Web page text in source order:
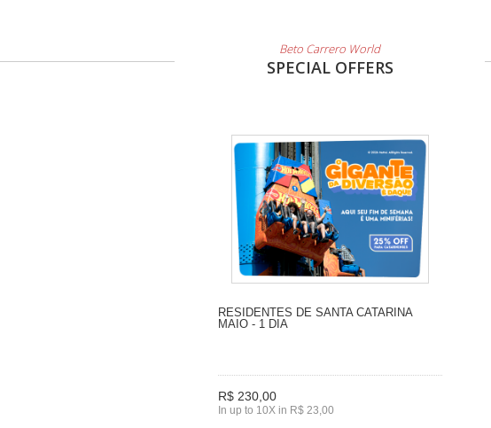
Beto Carrero World
SPECIAL OFFERS
RESIDENTES DE SANTA CATARINA
MAIO - 1 DIA
R$ 230,00
In up to 10X in R$ 23,00